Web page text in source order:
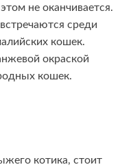
не оканчивается.
среди
кошек.
окраской
кошек.
котика, стоит